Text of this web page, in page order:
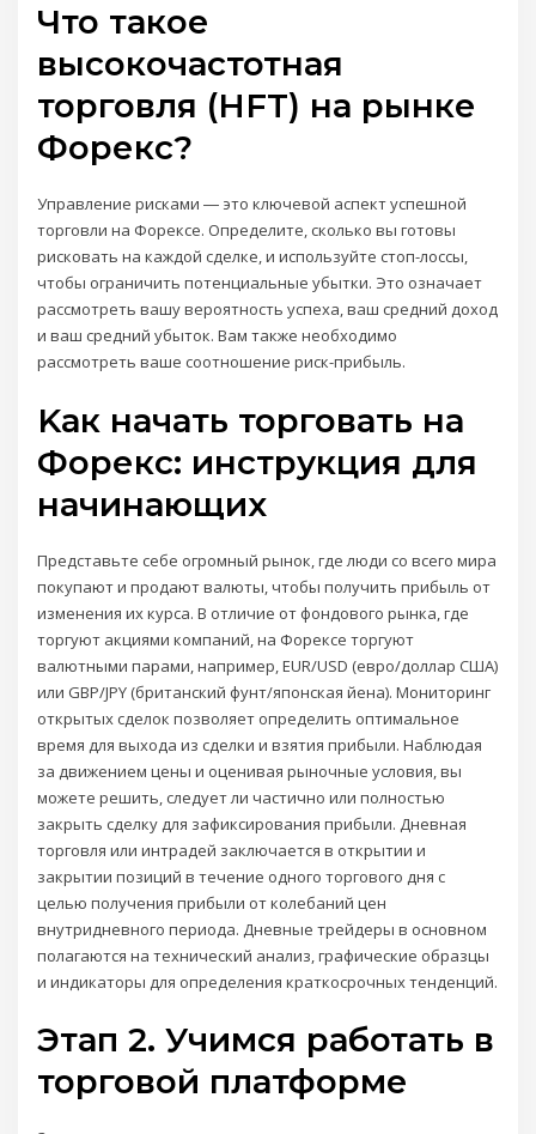
Что такое
высокочастотная
торговля (HFT) на рынке
Форекс?
Управление рисками ― это ключевой аспект успешной
торговли на Форексе. Определите, сколько вы готовы
рисковать на каждой сделке, и используйте стоп-лоссы,
чтобы ограничить потенциальные убытки. Это означает
рассмотреть вашу вероятность успеха, ваш средний доход
и ваш средний убыток. Вам также необходимо
рассмотреть ваше соотношение риск-прибыль.
Kак начать торговать на
Форекс: инструкция для
начинающих
Представьте себе огромный рынок, где люди со всего мира
покупают и продают валюты, чтобы получить прибыль от
изменения их курса. В отличие от фондового рынка, где
торгуют акциями компаний, на Форексе торгуют
валютными парами, например, EUR/USD (евро/доллар США)
или GBP/JPY (британский фунт/японская йена). Мониторинг
открытых сделок позволяет определить оптимальное
время для выхода из сделки и взятия прибыли. Наблюдая
за движением цены и оценивая рыночные условия, вы
можете решить, следует ли частично или полностью
закрыть сделку для зафиксирования прибыли. Дневная
торговля или интрадей заключается в открытии и
закрытии позиций в течение одного торгового дня с
целью получения прибыли от колебаний цен
внутридневного периода. Дневные трейдеры в основном
полагаются на технический анализ, графические образцы
и индикаторы для определения краткосрочных тенденций.
Этап 2. Учимся работать в
торговой платформе